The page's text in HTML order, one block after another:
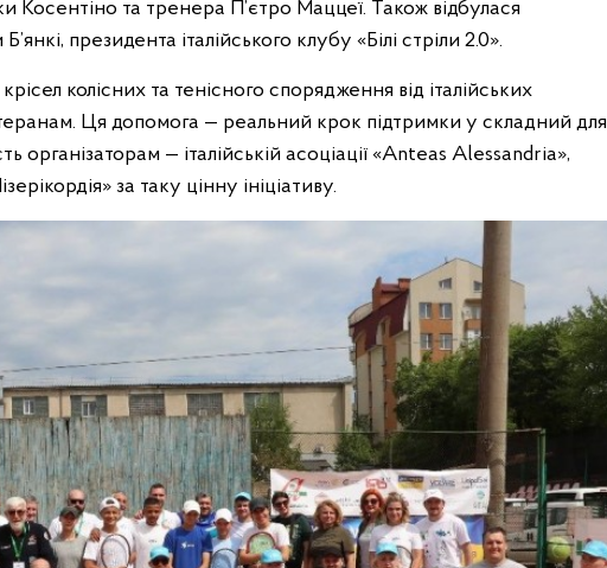
та тренера П’єтро Маццеї. Також відбулася
президента італійського клубу «Білі стріли 2.0».
колісних та тенісного спорядження від італійських
Ця допомога — реальний крок підтримки у складний для
організаторам — італійській асоціації «Anteas Alessandria»,
за таку цінну ініціативу.